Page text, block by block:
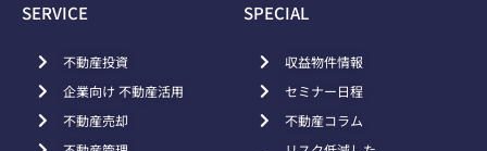
SERVICE
不動産投資
企業向け 不動産活用
不動産売却
SPECIAL
収益物件情報
セミナー日程
不動産コラム